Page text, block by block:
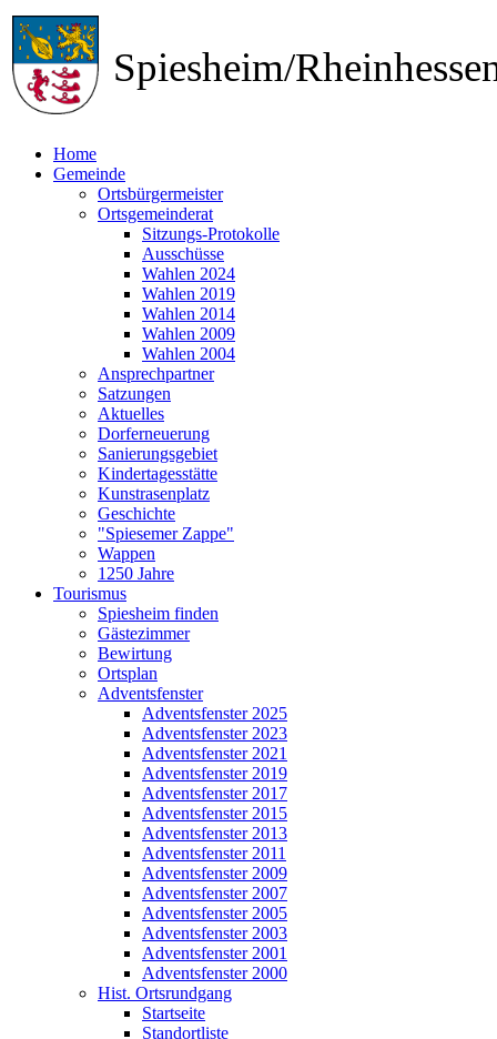
Spiesheim/
Home
Gemeinde
Ortsbürgermeister
Ortsgemeinderat
Sitzungs-Protokolle
Ausschüsse
Wahlen 2024
Wahlen 2019
Wahlen 2014
Wahlen 2009
Wahlen 2004
Ansprechpartner
Satzungen
Aktuelles
Dorferneuerung
Sanierungsgebiet
Kindertagesstätte
Kunstrasenplatz
Geschichte
"Spiesemer Zappe"
Wappen
1250 Jahre
Tourismus
Spiesheim finden
Gästezimmer
Bewirtung
Ortsplan
Adventsfenster
Adventsfenster 2025
Adventsfenster 2023
Adventsfenster 2021
Adventsfenster 2019
Adventsfenster 2017
Adventsfenster 2015
Adventsfenster 2013
Adventsfenster 2011
Adventsfenster 2009
Adventsfenster 2007
Adventsfenster 2005
Adventsfenster 2003
Adventsfenster 2001
Adventsfenster 2000
Hist. Ortsrundgang
Startseite
Standortliste